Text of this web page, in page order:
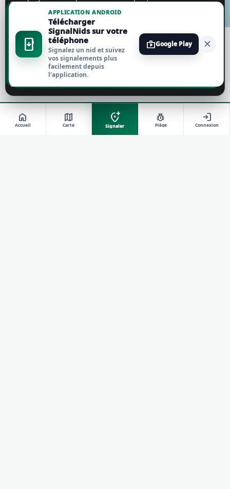
home
Accueil
map
Carte
add_location_alt
Signaler
pest_control
Piège
login
Connexion
install_mobile
APPLICATION ANDROID
Télécharger
SignalNids sur votre
téléphone
Signalez un nid et suivez
vos signalements plus
facilement depuis
l’application.
shopGoogle Play close
Tout accepter
Tout refuser